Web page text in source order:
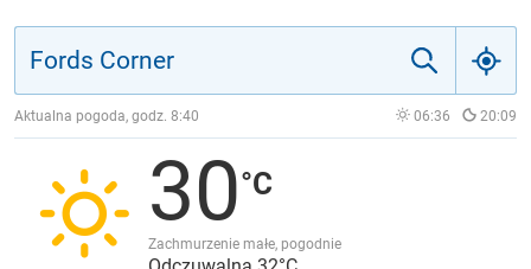
JAKOŚĆ POWIETRZA
Aktualna pogoda, godz. 8:40 06:36 20:09
30
Zachmurzenie małe, pogodnie